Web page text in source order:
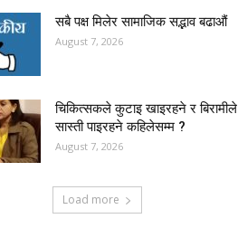
सबै पक्ष मिलेर सामाजिक सद्भाव बढाऔं
August 7, 2026
चिकित्सकले कुटाइ खाइरहने र बिरामीले
सास्ती पाइरहने कहिलेसम्म ?
August 7, 2026
Load more